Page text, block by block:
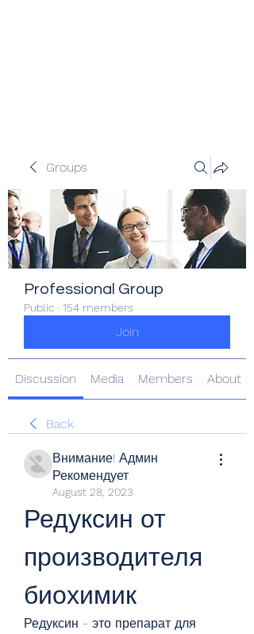
Groups
Professional Group
Public · 154 members
Join
Discussion Media Members About
Back
Внимание! Админ
Рекомендует
August 28, 2023
Редуксин от
производителя
биохимик
Редуксин - это препарат для